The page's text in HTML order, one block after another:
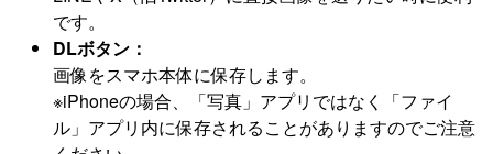
です。
DLボタン：
画像をスマホ本体に保存します。
※iPhoneの場合、「写真」アプリではなく「ファイ
ル」アプリ内に保存されることがありますのでご注意